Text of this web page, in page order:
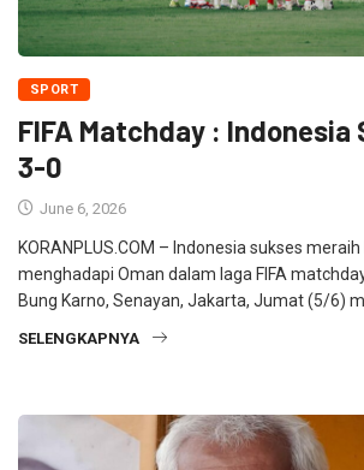
SPORT
FIFA Matchday : Indonesia
3-0
June 6, 2026
KORANPLUS.COM – Indonesia sukses
menghadapi Oman dalam laga FIFA
Bung Karno, Senayan, Jakarta, Jumat (5/6)
SELENGKAPNYA